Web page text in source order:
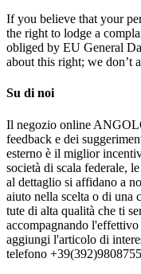
If you believe that your
the right to lodge a
obliged by EU General
about this right; we don’t
Su di noi
Il negozio online
feedback e dei
esterno è il miglior
società di scala federale,
al dettaglio si affidano a
aiuto nella scelta o di una
tute di alta qualità che ti
accompagnando
aggiungi l'articolo di
telefono